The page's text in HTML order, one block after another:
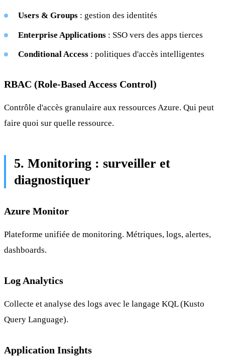
Users & Groups : gestion des identités
Enterprise Applications : SSO vers des apps tierces
Conditional Access : politiques d'accès intelligentes
RBAC (Role-Based Access Control)
Contrôle d'accès granulaire aux ressources Azure. Qui peut
faire quoi sur quelle ressource.
5. Monitoring : surveiller et
diagnostiquer
Azure Monitor
Plateforme unifiée de monitoring. Métriques, logs, alertes,
dashboards.
Log Analytics
Collecte et analyse des logs avec le langage KQL (Kusto
Query Language).
Application Insights